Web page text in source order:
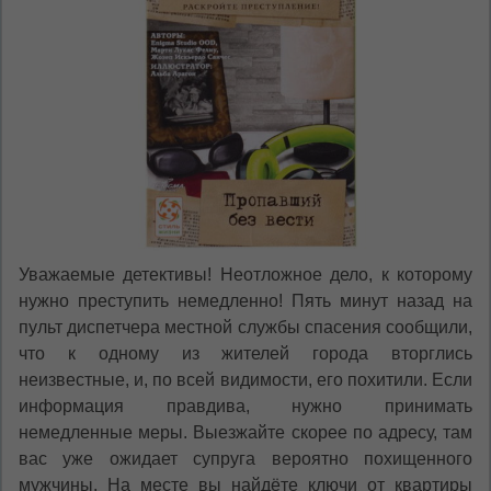
Уважаемые детективы! Неотложное дело, к которому
нужно преступить немедленно! Пять минут назад на
пульт диспетчера местной службы спасения сообщили,
что к одному из жителей города вторглись
неизвестные, и, по всей видимости, его похитили. Если
информация правдива, нужно принимать
немедленные меры. Выезжайте скорее по адресу, там
вас уже ожидает супруга вероятно похищенного
мужчины. На месте вы найдёте ключи от квартиры